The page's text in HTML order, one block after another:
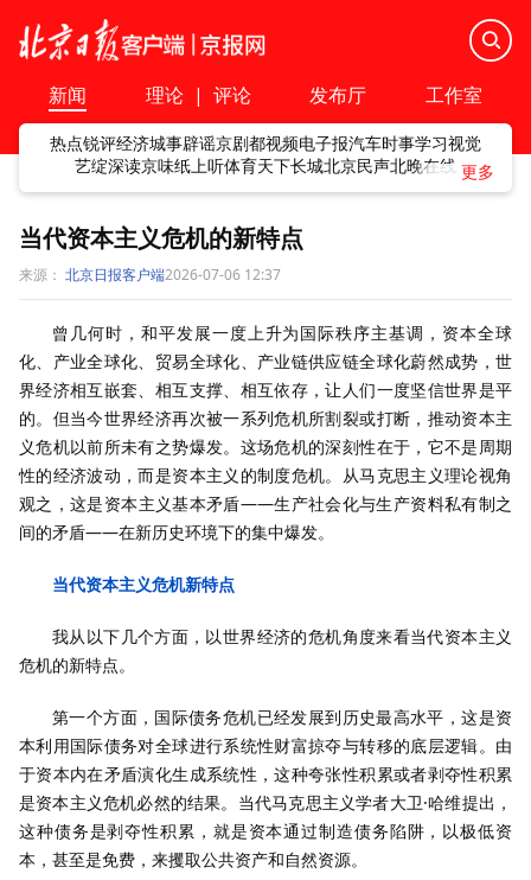
新闻 理论 | 评论 发布厅 工作室
热点锐评经济城事辟谣京剧都视频电子报汽车时事学习视觉
艺绽深读京味纸上听体育天下长城北京民声北晚在线
当代资本主义危机的新特点
来源： 北京日报客户端2026-07-06 12:37
曾几何时，和平发展一度上升为国际秩序主基调，资本全球
化、产业全球化、贸易全球化、产业链供应链全球化蔚然成势，世
界经济相互嵌套、相互支撑、相互依存，让人们一度坚信世界是平
的。但当今世界经济再次被一系列危机所割裂或打断，推动资本主
义危机以前所未有之势爆发。这场危机的深刻性在于，它不是周期
性的经济波动，而是资本主义的制度危机。从马克思主义理论视角
观之，这是资本主义基本矛盾——生产社会化与生产资料私有制之
间的矛盾——在新历史环境下的集中爆发。
当代资本主义危机新特点
我从以下几个方面，以世界经济的危机角度来看当代资本主义
危机的新特点。
第一个方面，国际债务危机已经发展到历史最高水平，这是资
本利用国际债务对全球进行系统性财富掠夺与转移的底层逻辑。由
于资本内在矛盾演化生成系统性，这种夸张性积累或者剥夺性积累
是资本主义危机必然的结果。当代马克思主义学者大卫·哈维提出，
这种债务是剥夺性积累，就是资本通过制造债务陷阱，以极低资
本，甚至是免费，来攫取公共资产和自然资源。